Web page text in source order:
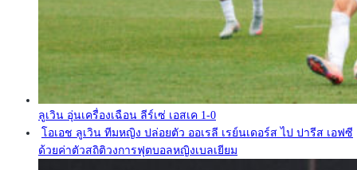
ลูเวิน อุ่นเครื่องเฉือน ลีร์เซ่ เอสเค 1-0
โอเอช ลูเวิน ทีมหญิง ปล่อยตัว ออเรลี เรย์นเดอร์ส ไป ปารีส เอฟซี
ด้วยค่าตัวสถิติวงการฟุตบอลหญิงเบลเยียม